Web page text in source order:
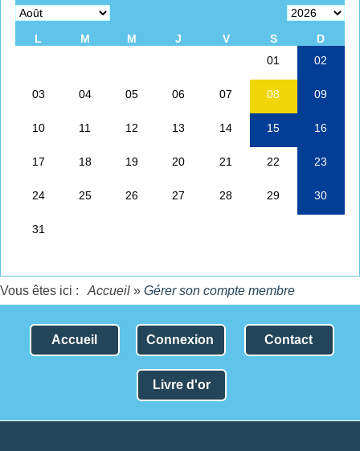
Vous êtes ici : Accueil » Gérer son compte membre
Accueil Connexion Contact
Livre d'or